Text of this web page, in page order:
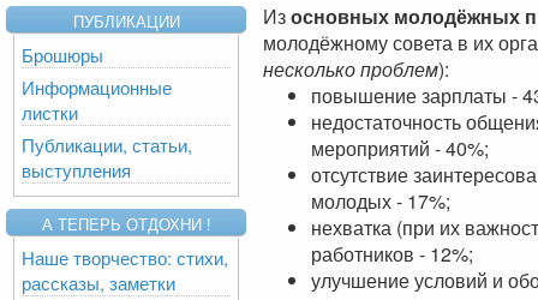
ПУБЛИКАЦИИ
Брошюры
Информационные
листки
Публикации, статьи,
выступления
А ТЕПЕРЬ ОТДОХНИ !
Наше творчество: стихи,
рассказы, заметки
Изосновных молодёжных
молодёжному совета в их
несколько проблем):
повышение зарплаты -
недостаточность
мероприятий - 40%;
отсутствие
молодых - 17%;
нехватка (при их
работников - 12%;
улучшение условий и